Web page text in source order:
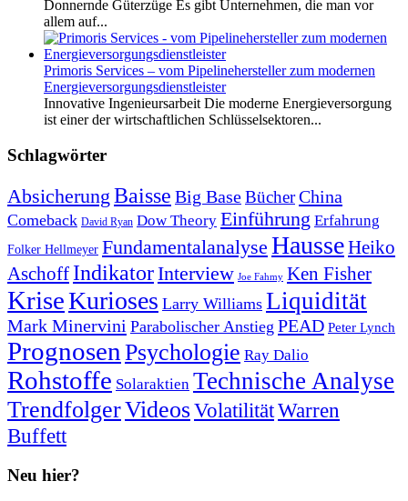
Donnernde Güterzüge Es gibt Unternehmen, die man vor
allem auf...
Primoris Services – vom Pipelinehersteller zum modernen
Energieversorgungsdienstleister
Innovative Ingenieursarbeit Die moderne Energieversorgung
ist einer der wirtschaftlichen Schlüsselsektoren...
Schlagwörter
Absicherung Baisse Big BaseBücherChina
Comeback David Ryan Dow Theory Einführung Erfahrung
Folker Hellmeyer Fundamentalanalyse HausseHeiko
Aschoff IndikatorInterview Joe Fahmy Ken Fisher
KriseKurioses Larry Williams Liquidität
Mark Minervini Parabolischer Anstieg PEAD Peter Lynch
Prognosen Psychologie Ray Dalio
Rohstoffe Solaraktien Technische Analyse
TrendfolgerVideosVolatilitätWarren
Buffett
Neu hier?